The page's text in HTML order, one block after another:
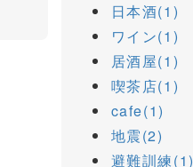
日本酒(1)
ワイン(1)
居酒屋(1)
喫茶店(1)
cafe(1)
地震(2)
避難訓練(1)